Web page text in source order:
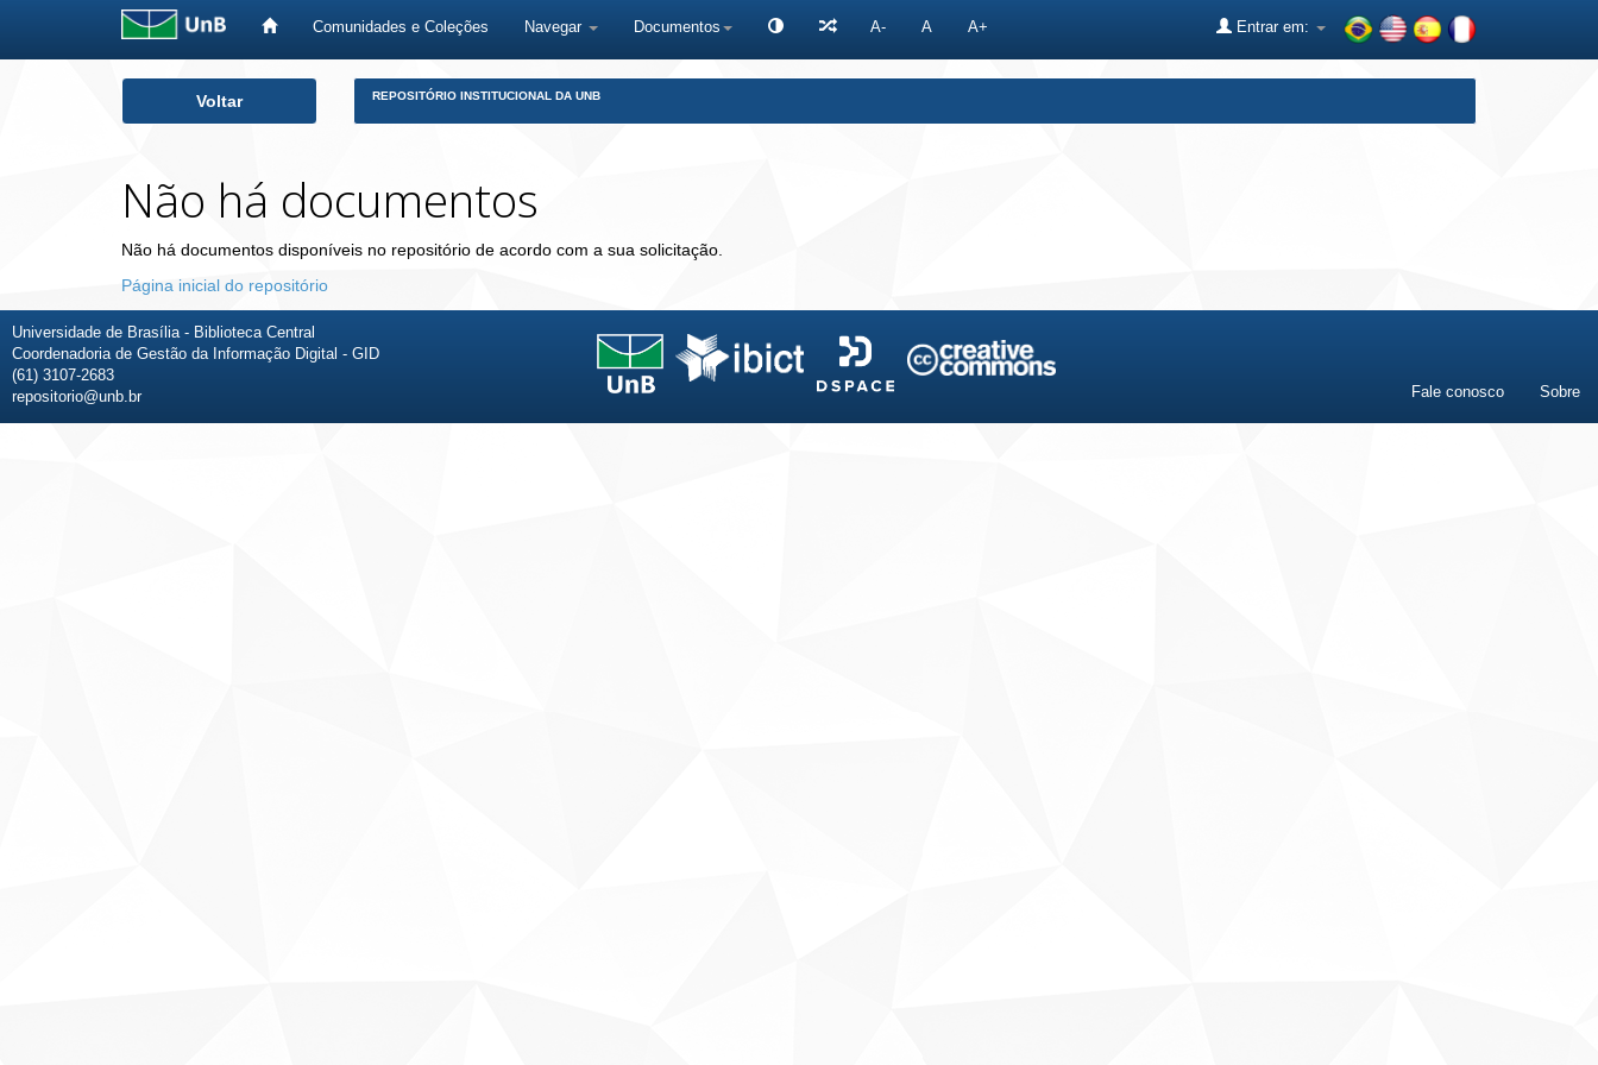
Comunidades e Coleções Navegar Documentos A- A A+ Entrar em:
Voltar REPOSITÓRIO INSTITUCIONAL DA UNB
Não há documentos
Não há documentos disponíveis no repositório de acordo com a sua solicitação.
Página inicial do repositório
Universidade de Brasília - Biblioteca Central
Coordenadoria de Gestão da Informação Digital - GID
(61) 3107-2683
repositorio@unb.br
Fale conosco Sobre